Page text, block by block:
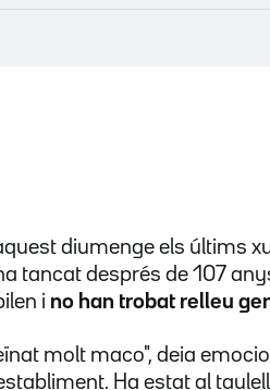
diumenge els últims
tancat després de 107
i no han trobat relleu
molt maco", deia
Ha estat al